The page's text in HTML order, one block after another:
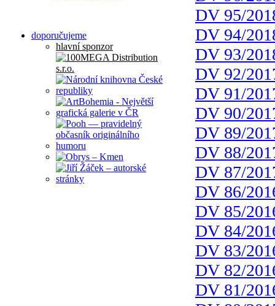
doporučujeme
hlavní sponzor
DV 95/
DV 94/
DV 93/
DV 92/
DV 91/
DV 90/
DV 89/
DV 88/
DV 87/
DV 86/
DV 85/
DV 84/
DV 83/
DV 82/
DV 81/